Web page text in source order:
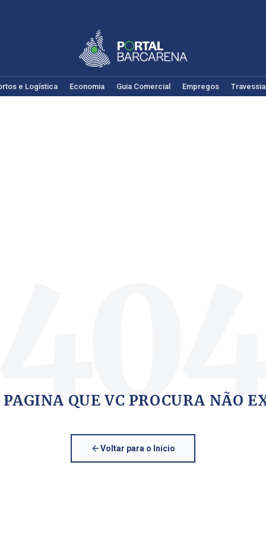
e Logística Economia Guia Comercial Empregos
PAGINA QUE VC PROCURA NÃO
Voltar para o Início